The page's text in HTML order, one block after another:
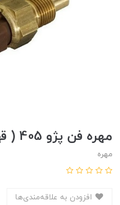
مهره فن پژو 405 ( قهوه اي )
مهره